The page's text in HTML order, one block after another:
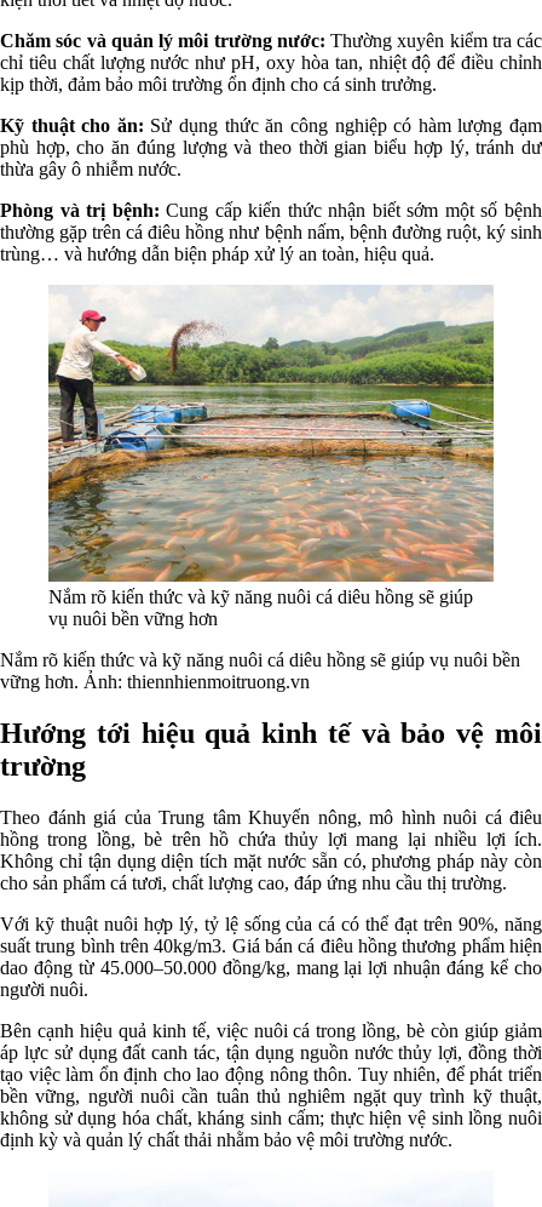
Chăm sóc và quản lý môi trường nước: Thường xuyên kiểm tra các
chỉ tiêu chất lượng nước như pH, oxy hòa tan, nhiệt độ để điều chỉnh
kịp thời, đảm bảo môi trường ổn định cho cá sinh trưởng.
Kỹ thuật cho ăn: Sử dụng thức ăn công nghiệp có hàm lượng đạm
phù hợp, cho ăn đúng lượng và theo thời gian biểu hợp lý, tránh dư
thừa gây ô nhiễm nước.
Phòng và trị bệnh: Cung cấp kiến thức nhận biết sớm một số bệnh
thường gặp trên cá điêu hồng như bệnh nấm, bệnh đường ruột, ký sinh
trùng… và hướng dẫn biện pháp xử lý an toàn, hiệu quả.
Nắm rõ kiến thức và kỹ năng nuôi cá diêu hồng sẽ giúp
vụ nuôi bền vững hơn
Nắm rõ kiến thức và kỹ năng nuôi cá diêu hồng sẽ giúp vụ nuôi bền
vững hơn. Ảnh: thiennhienmoitruong.vn
Hướng tới hiệu quả kinh tế và bảo vệ môi
trường
Theo đánh giá của Trung tâm Khuyến nông, mô hình nuôi cá điêu
hồng trong lồng, bè trên hồ chứa thủy lợi mang lại nhiều lợi ích.
Không chỉ tận dụng diện tích mặt nước sẵn có, phương pháp này còn
cho sản phẩm cá tươi, chất lượng cao, đáp ứng nhu cầu thị trường.
Với kỹ thuật nuôi hợp lý, tỷ lệ sống của cá có thể đạt trên 90%, năng
suất trung bình trên 40kg/m3. Giá bán cá điêu hồng thương phẩm hiện
dao động từ 45.000–50.000 đồng/kg, mang lại lợi nhuận đáng kể cho
người nuôi.
Bên cạnh hiệu quả kinh tế, việc nuôi cá trong lồng, bè còn giúp giảm
áp lực sử dụng đất canh tác, tận dụng nguồn nước thủy lợi, đồng thời
tạo việc làm ổn định cho lao động nông thôn. Tuy nhiên, để phát triển
bền vững, người nuôi cần tuân thủ nghiêm ngặt quy trình kỹ thuật,
không sử dụng hóa chất, kháng sinh cấm; thực hiện vệ sinh lồng nuôi
định kỳ và quản lý chất thải nhằm bảo vệ môi trường nước.